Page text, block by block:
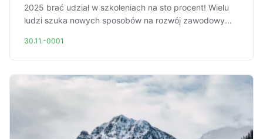
2025 brać udział w szkoleniach na sto procent! Wielu
ludzi szuka nowych sposobów na rozwój zawodowy...
30.11.-0001